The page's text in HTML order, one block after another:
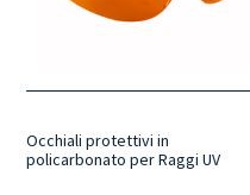
Occhiali protettivi in
policarbonato per Raggi UV